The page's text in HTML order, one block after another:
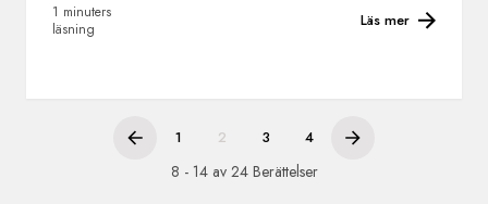
1 minuters
läsning
Läs mer
1 2 3 4
8 - 14 av 24 Berättelser